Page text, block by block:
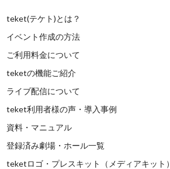
teket(テケト)とは？
イベント作成の方法
ご利用料金について
teketの機能ご紹介
ライブ配信について
teket利用者様の声・導入事例
資料・マニュアル
登録済み劇場・ホール一覧
teketロゴ・プレスキット（メディアキット）